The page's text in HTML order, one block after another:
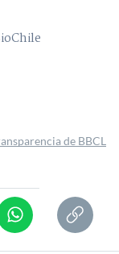
de BBCL